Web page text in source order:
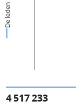
De leden
4 517 233